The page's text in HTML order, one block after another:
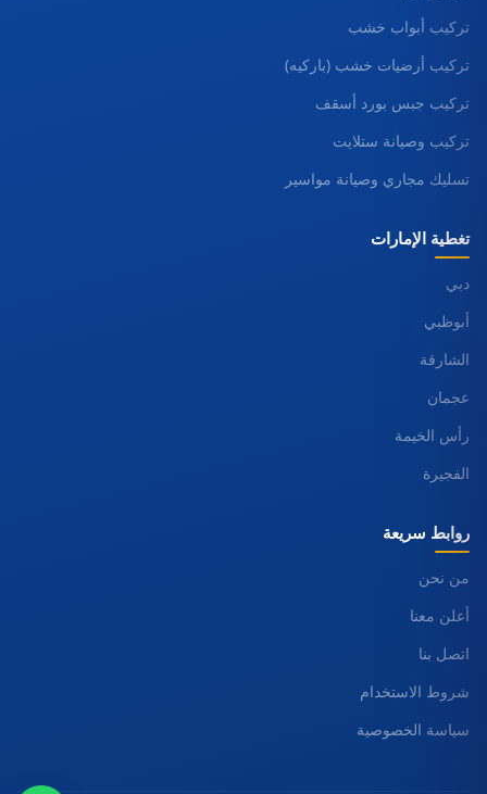
تركيب أبواب خشب
تركيب أرضيات خشب (باركيه)
تركيب جبس بورد أسقف
تركيب وصيانة ستلايت
تسليك مجاري وصيانة مواسير
تغطية الإمارات
دبي
أبوظبي
الشارقة
عجمان
رأس الخيمة
الفجيرة
روابط سريعة
من نحن
أعلن معنا
اتصل بنا
شروط الاستخدام
سياسة الخصوصية